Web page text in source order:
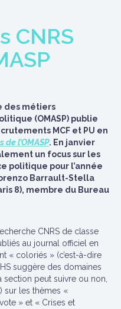
CNRS
des métiers
(OMASP) publie
MCF et PU en
de l’OMASP. En janvier
un focus sur les
politique pour l’année
Barrault-Stella
8), membre du Bureau
CNRS de classe
au journal officiel en
« coloriés » (c’est-à-dire
suggère des domaines
peut suivre ou non,
sur les thèmes «
» et « Crises et